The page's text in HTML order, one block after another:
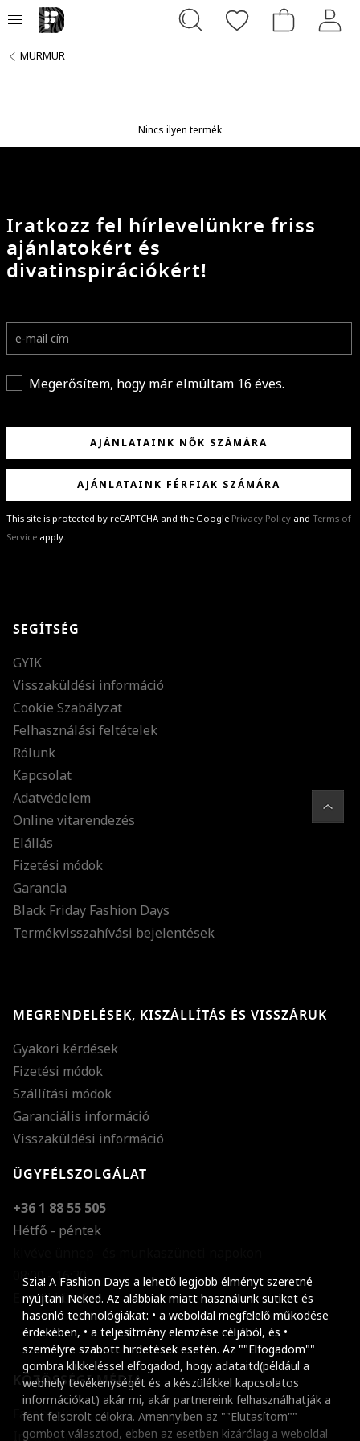
Szia! A Fashion Days a lehető legjobb élményt szeretné
nyújtani Neked. Az alábbiak miatt használunk sütiket és
hasonló technológiákat: • a weboldal megfelelő működése
érdekében, • a teljesítmény elemzése céljából, és •
személyre szabott hirdetések esetén. Az ""Elfogadom""
gombra klikkeléssel elfogadod, hogy adataitd(például a
webhely tevékenységét és a készülékkel kapcsolatos
információkat) akár mi, akár partnereink felhasználhatják a
fent felsorolt célokra. Amennyiben az ""Elutasítom""
gombot választod, ebben az esetben kizárólag a weboldal
MURMUR
Nincs ilyen termék
Iratkozz fel hírlevelünkre friss
ajánlatokért és
divatinspirációkért!
Megerősítem, hogy már elmúltam 16 éves.
AJÁNLATAINK NŐK SZÁMÁRA
AJÁNLATAINK FÉRFIAK SZÁMÁRA
This site is protected by reCAPTCHA and the Google Privacy Policy and Terms of
Service apply.
különleges ajánlatainkat és stílustippjeinket!
SEGÍTSÉG
GYIK
Visszaküldési információ
Cookie Szabályzat
Felhasználási feltételek
Rólunk
Kapcsolat
Adatvédelem
Online vitarendezés
Elállás
Fizetési módok
Garancia
Black Friday Fashion Days
Termékvisszahívási bejelentések
MEGRENDELÉSEK, KISZÁLLÍTÁS ÉS VISSZÁRUK
Gyakori kérdések
Fizetési módok
Szállítási módok
Garanciális információ
Visszaküldési információ
ÜGYFÉLSZOLGÁLAT
+36 1 88 55 505
Hétfő - péntek
08:00 - 16:30
E-mail küldése
KÖZÖSSÉGI MÉDIA
Facebook
Instagram
Szöveg méretének
Szóköz növelése
Szóköz csökkentése
Sortávolság
Sortávolság